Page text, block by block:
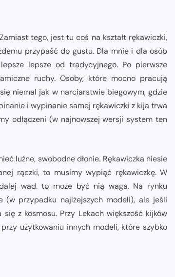
tego, jest tu coś na kształt rękawiczki,
przypaść do gustu. Dla mnie i dla osób
lepsze od tradycyjnego. Po pierwsze
ruchy. Osoby, które mocno pracują
niemal jak w narciarstwie biegowym, gdzie
i wypinanie samej rękawiczki z kija trwa
odłączeni (w najnowszej wersji system ten
luźne, swobodne dłonie. Rękawiczka niesie
rączki, to musimy wypiąć rękawiczkę. W
wad. to może być nią waga. Na rynku
(w przypadku najlżejszych modeli), ale jeśli
z kosmosu. Przy Lekach większość kijków
użytkowaniu innych modeli, które szybko